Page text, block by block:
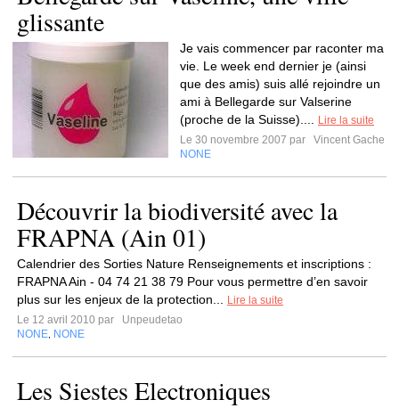
glissante
Je vais commencer par raconter ma
vie. Le week end dernier je (ainsi
que des amis) suis allé rejoindre un
ami à Bellegarde sur Valserine
(proche de la Suisse)....
Lire la suite
Le 30 novembre 2007 par
Vincent Gache
NONE
Découvrir la biodiversité avec la
FRAPNA (Ain 01)
Calendrier des Sorties Nature Renseignements et inscriptions :
FRAPNA Ain - 04 74 21 38 79 Pour vous permettre d’en savoir
plus sur les enjeux de la protection...
Lire la suite
Le 12 avril 2010 par
Unpeudetao
NONE NONE
Les Siestes Electroniques